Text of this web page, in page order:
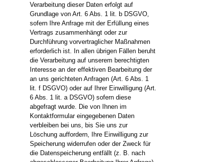
Verarbeitung dieser Daten erfolgt auf
Grundlage von Art. 6 Abs. 1 lit. b DSGVO,
sofern Ihre Anfrage mit der Erfüllung eines
Vertrags zusammenhängt oder zur
Durchführung vorvertraglicher Maßnahmen
erforderlich ist. In allen übrigen Fällen beruht
die Verarbeitung auf unserem berechtigten
Interesse an der effektiven Bearbeitung der
an uns gerichteten Anfragen (Art. 6 Abs. 1
lit. f DSGVO) oder auf Ihrer Einwilligung (Art.
6 Abs. 1 lit. a DSGVO) sofern diese
abgefragt wurde. Die von Ihnen im
Kontaktformular eingegebenen Daten
verbleiben bei uns, bis Sie uns zur
Löschung auffordern, Ihre Einwilligung zur
Speicherung widerrufen oder der Zweck für
die Datenspeicherung entfällt (z. B. nach